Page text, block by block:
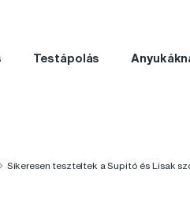
Testápolás
Sikeresen teszteltek a Supitó és Lisak